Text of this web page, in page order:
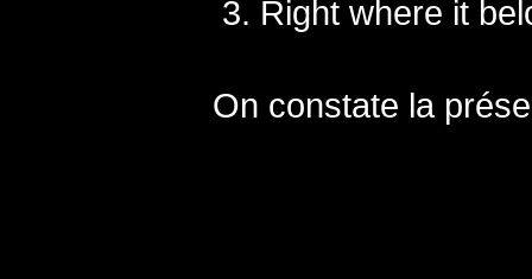
Right where it
On constate la